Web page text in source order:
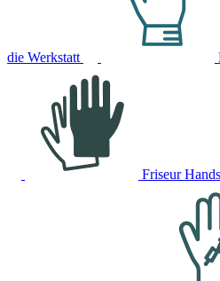
die Werkstatt
Friseur